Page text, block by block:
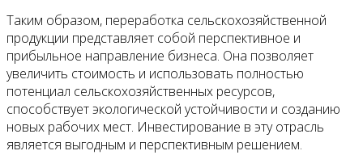
Таким образом, переработка сельскохозяйственной
продукции представляет собой перспективное и
прибыльное направление бизнеса. Она позволяет
увеличить стоимость и использовать полностью
потенциал сельскохозяйственных ресурсов,
способствует экологической устойчивости и созданию
новых рабочих мест. Инвестирование в эту отрасль
является выгодным и перспективным решением.